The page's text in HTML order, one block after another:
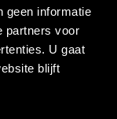
geen informatie
partners voor
U gaat
blijft